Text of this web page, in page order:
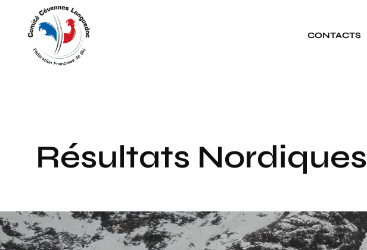
CONTACTS
Résultats Nordiques
Panneau de gestion des cookies